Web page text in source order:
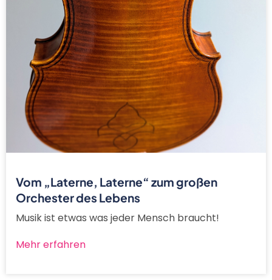
Vom „Laterne, Laterne“ zum großen
Orchester des Lebens
Musik ist etwas was jeder Mensch braucht!
Mehr erfahren